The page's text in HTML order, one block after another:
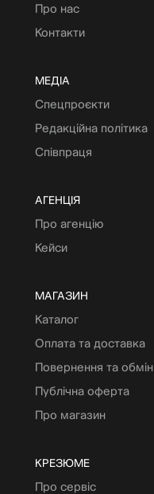
Про нас
Контакти
МЕДІА
Спецпроєкти
Редакційна політика
Співпраця
АГЕНЦІЯ
Про агенцію
Кейси
МАГАЗИН
Каталог
Оплата та доставка
Повернення та обмін
Публічна оферта
Про магазин
КРЕЗЮМЕ
Про сервіс